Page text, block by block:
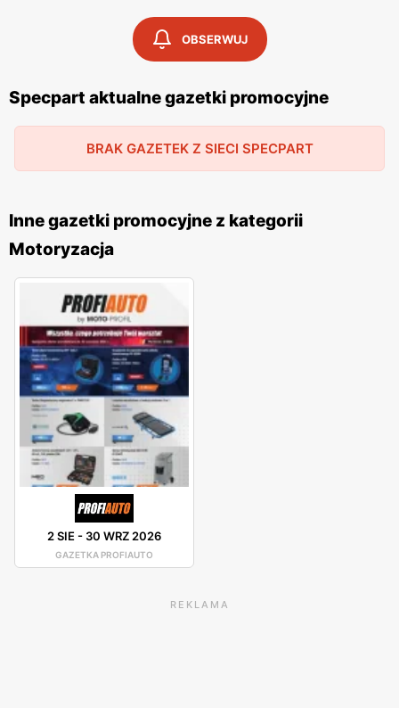
OBSERWUJ
Specpart aktualne gazetki promocyjne
BRAK GAZETEK Z SIECI SPECPART
Inne gazetki promocyjne z kategorii
Motoryzacja
2 SIE- 30 WRZ 2026
GAZETKA PROFIAUTO
REKLAMA